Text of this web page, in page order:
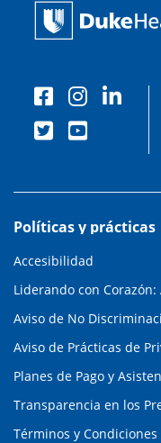
Políticas y prácticas
Accesibilidad
Liderando con
Aviso de No
Aviso de Prácticas de
Planes de Pago y
Transparencia en los
Términos y Condiciones